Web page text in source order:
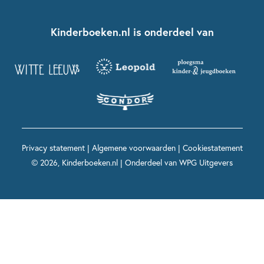
Kinderboeken diversiteit
Grappige kinderboeken
Spannende kinderboeken
Boekentips 12+ jaar
Voor volwassenen
Spekkie en Sproet
Maxi & Helium
Voor het onderwijs
Kinderboeken.nl is onderdeel van
Privacy statement| Algemene voorwaarden| Cookiestatement
© 2026, Kinderboeken.nl | Onderdeel van WPG Uitgevers